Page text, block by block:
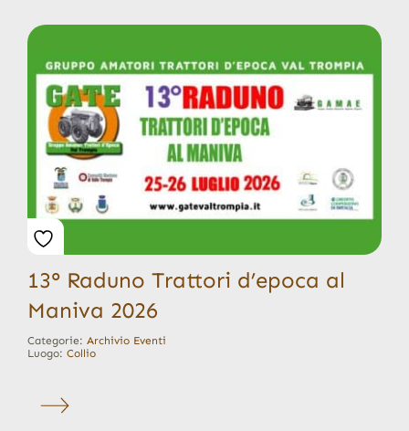
13° Raduno Trattori d’epoca al
Maniva 2026
Categorie: Archivio Eventi
Luogo: Collio